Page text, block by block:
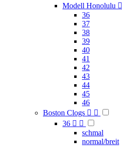
Modell Honolulu 
36
37
38
39
40
41
42
43
44
45
46
Boston Clogs  
36  
schmal
normal/breit